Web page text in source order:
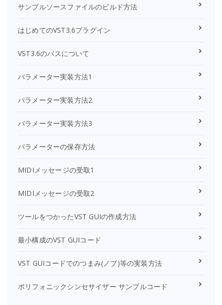
サンプルソースファイルのビルド方法
はじめてのVST3.6プラグイン
VST3.6のバスについて
パラメーター実装方法1
パラメーター実装方法2
パラメーター実装方法3
パラメーターの保存方法
MIDIメッセージの受取1
MIDIメッセージの受取2
ツールをつかったVST GUIの作成方法
最小構成のVST GUIコード
VST GUIコードでのつまみ(ノブ)等の実装方法
ポリフォニックシンセサイザー サンプルコード